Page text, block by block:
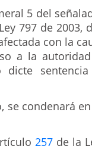
5 del
797 de 2003,
con la
a la
se condenará
257 de la